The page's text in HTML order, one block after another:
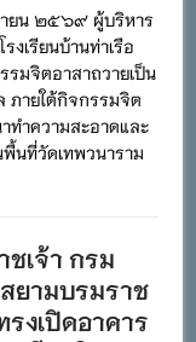
ยน ๒๕๖๙ ผู้บริหาร
งเรียนบ้านท่าเรือ
รมจิตอาสาถวายเป็น
ภายใต้กิจกรรมจิต
ทำความสะอาดและ
นที่วัดเทพวนาราม
เจ้า กรม
ยามบรมราช
งเปิดอาคาร